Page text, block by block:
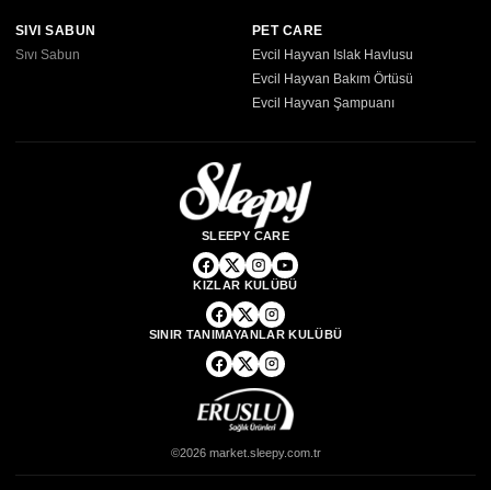
SIVI SABUN
Sıvı Sabun
PET CARE
Evcil Hayvan Islak Havlusu
Evcil Hayvan Bakım Örtüsü
Evcil Hayvan Şampuanı
SLEEPY CARE
KIZLAR KULÜBÜ
SINIR TANIMAYANLAR KULÜBÜ
©2026 market.sleepy.com.tr